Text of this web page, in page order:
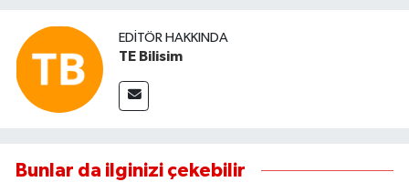
EDITÖR HAKKINDA
TE Bilisim
Bunlar da ilginizi çekebilir